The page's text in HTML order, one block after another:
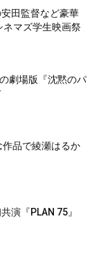
安田監督など豪華
ネマズ学生映画祭
劇場版『沈黙のパ
品で綾瀬はるか
演『PLAN 75』